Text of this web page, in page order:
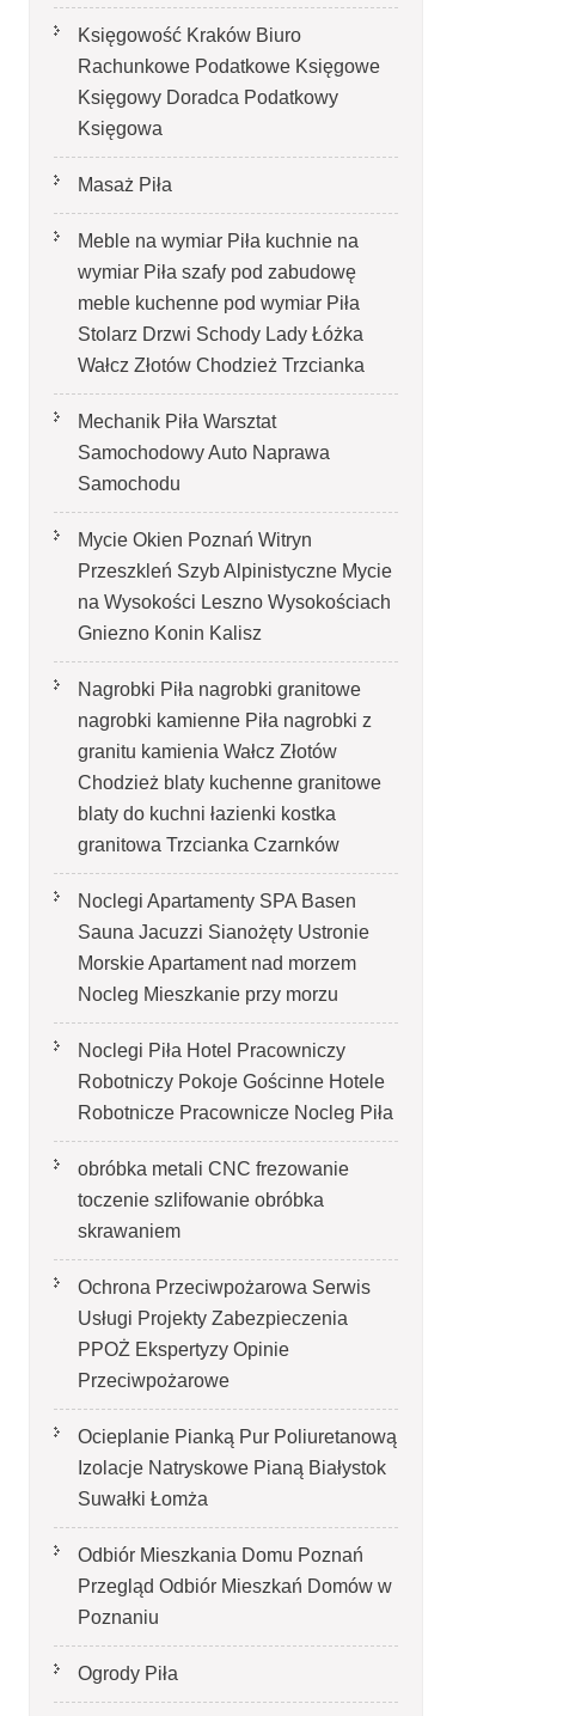
Księgowość Kraków Biuro
Rachunkowe Podatkowe Księgowe
Księgowy Doradca Podatkowy
Księgowa
Masaż Piła
Meble na wymiar Piła kuchnie na
wymiar Piła szafy pod zabudowę
meble kuchenne pod wymiar Piła
Stolarz Drzwi Schody Lady Łóżka
Wałcz Złotów Chodzież Trzcianka
Mechanik Piła Warsztat
Samochodowy Auto Naprawa
Samochodu
Mycie Okien Poznań Witryn
Przeszkleń Szyb Alpinistyczne Mycie
na Wysokości Leszno Wysokościach
Gniezno Konin Kalisz
Nagrobki Piła nagrobki granitowe
nagrobki kamienne Piła nagrobki z
granitu kamienia Wałcz Złotów
Chodzież blaty kuchenne granitowe
blaty do kuchni łazienki kostka
granitowa Trzcianka Czarnków
Noclegi Apartamenty SPA Basen
Sauna Jacuzzi Sianożęty Ustronie
Morskie Apartament nad morzem
Nocleg Mieszkanie przy morzu
Noclegi Piła Hotel Pracowniczy
Robotniczy Pokoje Gościnne Hotele
Robotnicze Pracownicze Nocleg Piła
obróbka metali CNC frezowanie
toczenie szlifowanie obróbka
skrawaniem
Ochrona Przeciwpożarowa Serwis
Usługi Projekty Zabezpieczenia
PPOŻ Ekspertyzy Opinie
Przeciwpożarowe
Ocieplanie Pianką Pur Poliuretanową
Izolacje Natryskowe Pianą Białystok
Suwałki Łomża
Odbiór Mieszkania Domu Poznań
Przegląd Odbiór Mieszkań Domów w
Poznaniu
Ogrody Piła